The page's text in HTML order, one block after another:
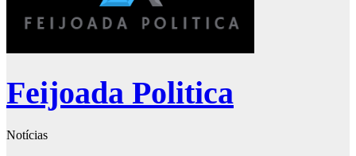
Feijoada Politica
Notícias